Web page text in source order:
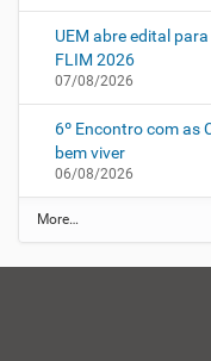
UEM abre edital
FLIM 2026
07/08/2026
6º Encontro com as
bem viver
06/08/2026
N
o
More…